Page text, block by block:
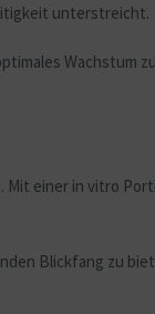
unterstreicht.
Wachstum
einer in vitro
Blickfang zu